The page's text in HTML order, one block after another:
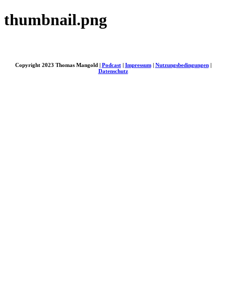
thumbnail.png
Copyright 2023 Thomas Mangold | Podcast| Impressum| Nutzungsbedingungen|
Datenschutz